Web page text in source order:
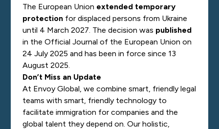
The European Union extended temporary
protection for displaced persons from Ukraine
until 4 March 2027. The decision was published
in the Official Journal of the European Union on
24 July 2025 and has been in force since 13
August 2025.
Don’t Miss an Update
At Envoy Global, we combine smart, friendly legal
teams with smart, friendly technology to
facilitate immigration for companies and the
global talent they depend on. Our holistic,